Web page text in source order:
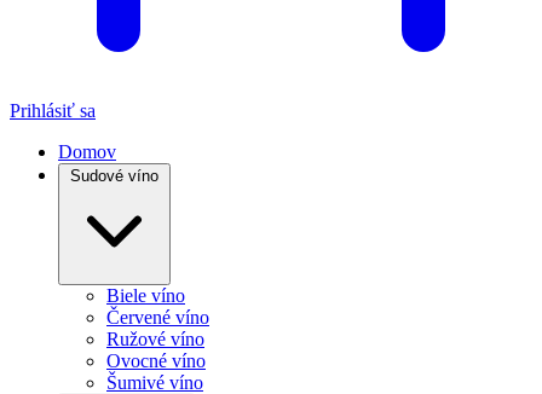
Prihlásiť sa
Domov
Sudové víno
Biele víno
Červené víno
Ružové víno
Ovocné víno
Šumivé víno